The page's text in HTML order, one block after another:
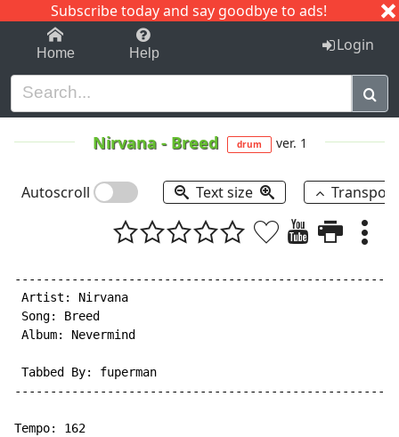
Subscribe today and say goodbye to ads!
1-9 C I J
Home Help Login
Nirvana- Breed drum ver. 1
Autoscroll Text size
Artist: Nirvana
Song: Breed
Album: Nevermind
Tabbed By: fuperman
Tempo: 162